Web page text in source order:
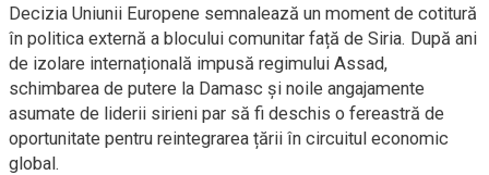
Decizia Uniunii Europene semnalează un moment de cotitură
în politica externă a blocului comunitar față de Siria. După ani
de izolare internațională impusă regimului Assad,
schimbarea de putere la Damasc și noile angajamente
asumate de liderii sirieni par să fi deschis o fereastră de
oportunitate pentru reintegrarea țării în circuitul economic
global.